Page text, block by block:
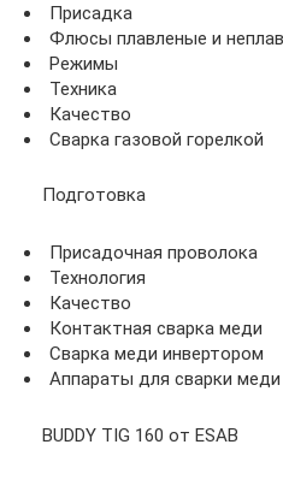
Присадка
Флюсы плавленые и
Режимы
Техника
Качество
Сварка газовой горелкой
Подготовка
Присадочная проволока
Технология
Качество
Контактная сварка меди
Сварка меди инвертором
Аппараты для сварки меди
BUDDY TIG 160 от ESAB